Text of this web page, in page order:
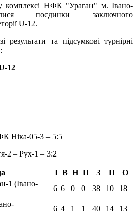
комплексі НФК "Ураган" м. Івано-
поєдинки заключного
U-12.
та підсумкові турнірні
12
Ніка-05-3 – 5:5
– Рух-1 – 3:2
І В Н П З П
О
1 (Івано-
6 6 0 0 38 10 18
6 4 1 1 40 14 13